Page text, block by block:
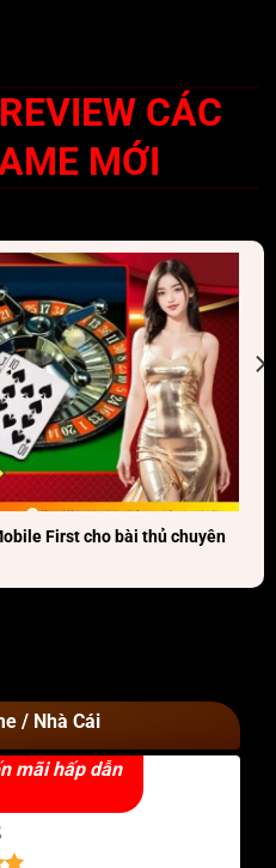
CÁC
MỚI
First cho bài thủ chuyên
/ Nhà Cái
mãi hấp dẫn